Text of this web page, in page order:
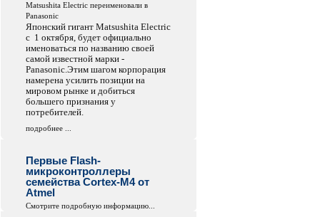
Matsushita Electric переименовали в
Panasonic
Японский гигант Matsushita Electric
с 1 октября, будет официально
именоваться по названию своей
самой известной марки -
Panasonic.Этим шагом корпорация
намерена усилить позиции на
мировом рынке и добиться
большего признания у
потребителей.
подробнее ...
Первые Flash-
микроконтроллеры
семейства Cortex-M4 от
Atmel
Смотрите подробную информацию...